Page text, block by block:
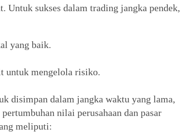
Untuk sukses dalam trading jangka pendek,
yang baik.
untuk mengelola risiko.
disimpan dalam jangka waktu yang lama,
nilai perusahaan dan pasar
meliputi: